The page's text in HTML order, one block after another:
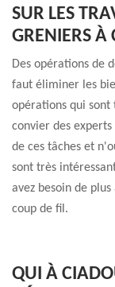
SUR LES
GRENIERS
Des opérations de
faut éliminer les
opérations qui sont
convier des
de ces tâches et
sont très
avez besoin de
coup de fil.
QUI À